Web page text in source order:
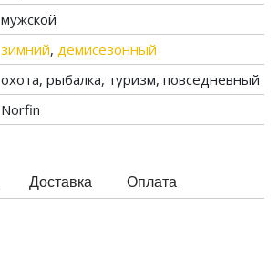
мужской
зимний, демисезонный
охота, рыбалка, туризм, повседневный
Norfin
Доставка Оплата